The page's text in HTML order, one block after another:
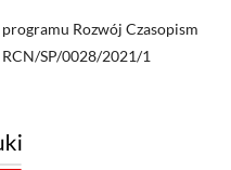
Rozwój Czasopism
SP/0028/2021/1